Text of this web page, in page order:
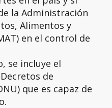
la Administración
Alimentos y
en el control de
se incluye el
de
que es capaz de